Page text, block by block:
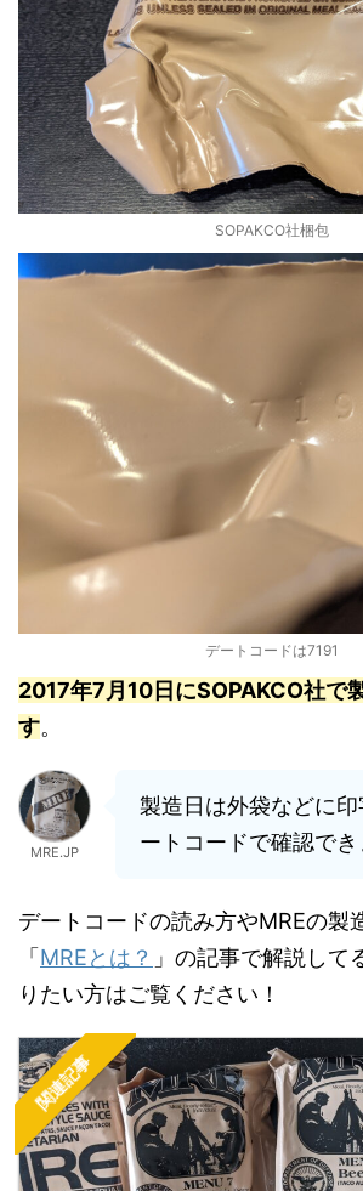
SOPAKCO社梱包
デートコードは7191
2017年7月10日にSOPAKCO社で
す。
MRE.JP
製造日は外袋などに
ートコードで確認でき
デートコードの読み方やMREの製
「MREとは？ 」の記事で解説して
りたい方はご覧ください！
関連記事